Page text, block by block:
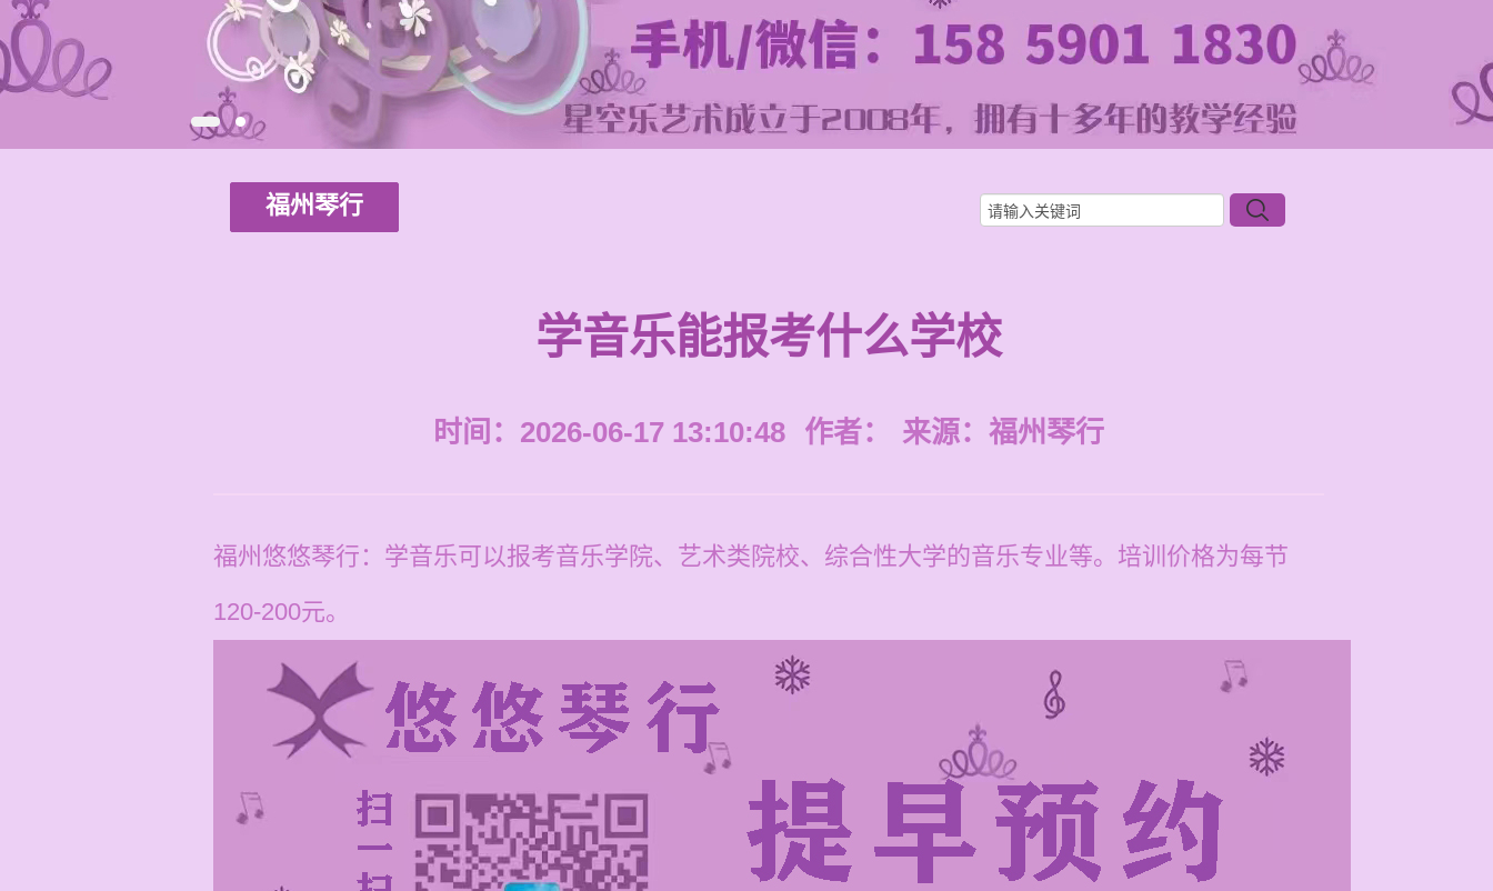
福州琴行
学音乐能报考什么学校
时间：2026-06-17 13:10:48 作者： 来源： 福州琴行
福州悠悠琴行：学音乐可以报考音乐学院、艺术类院校、综合性大学的音乐专业等。培训价格为每节
120-200元。